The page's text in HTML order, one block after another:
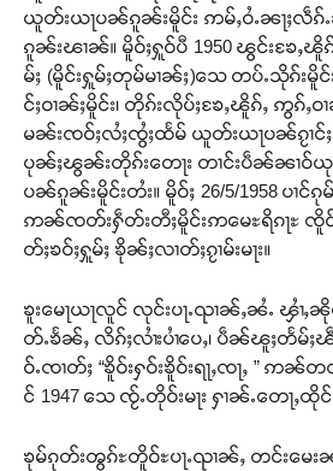
Support
တႃႇႁႂ်ႈသဵင်ၵၢင်ၸႂ်ၵူၼ်းမိူင်း ၵူႈတီ
တ်ႇ တူဝ်ႈလုမ်ႈၾႃႉၼၼ်ႉ ၶဝ်ႈႁူမ်
ဝ်ႇၽူႈတွႆႇႁွၵ်ႈ လႆႈယူႇၶႃႈ
Donate Now
ယူတ်းယႃပၼ်ၵူၼ်းမိူင်း ဢမ်ႇဝႆႉၼႃႈလဵၵ်ႉ
ၵူၼ်းၽၢၼ်။ မိူဝ်ႈႁူဝ်ပီ 1950 ၽွင်းၶႄႇၽိူၵ်
မ်ႈ (မိူင်းႁူမ်ႈတုမ်မၢၼ်ႈ)သေ တပ်ႉသိုၵ်းမိူ
င်ႈဝၢၼ်ႈမိူင်း၊ တိုၵ်းလိုပ်ႈၶႄႇၽိူၵ်ႇ ဢွၵ်ႇ
မၼ်းၸဝ်ႈလႆႈၸွႆႈထႅမ် ယူတ်းယႃပၼ်ၵႂၢင်ႈၵႂ
ပုၼ်ႈၽွၼ်းတိုၵ်းတေႃး တၢင်းပဵၼ်ၼၢဝ်ယု
ပၼ်ၵူၼ်းမိူင်းတႆး။ မိူဝ်ႈ 26/5/1958 ပၢင်
ဢၼ်ၸတ်းႁဵတ်းတီႈမိူင်းဢမေႊရိၵႃႊ ၸိူဝ်း
တ်ႈၶဝ်ႈႁူမ်ႈ ၶိုၼ်ႈလၢတ်ႈၵႂၢမ်းမႃး။
ၶူးမေႃယႃလူင် လုင်းပႃႉၺၢၼ်ႇၼႆႉ ၾၢႆႇ
တ်ႉၶႅၼ်ႇ လိၵ်ႈလၢႆးပၢႆပေႇ၊ ပဵၼ်ၽူႈတႅမ်ႈ
ဝ်ႉၸၢတ်ႈ “ၶိူဝ်းႁဝ်းၶိူဝ်းရႃႇၸႃႇ ” ဢၼ်
င် 1947 သေ ၸႂ်ႉတိုဝ်းမႃး ႁၢၼ်ႉတေႃႇထို
ၶုမ်ၵုတ်းၻွၵ်ႊတိူဝ်ႊပႃႉၺၢၼ်ႇ တင်းမေး